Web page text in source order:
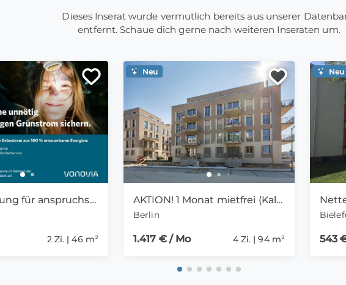
Dieses Inserat wurde vermutlich bereits aus unserer
entfernt. Schaue dich gerne nach weiteren Inseraten um.
Top-Wohnung für anspruchsvolle Singles
2 Zi. | 46 m²
AKTION! 1 Monat mietfrei (Kaltmiete) Ideal für Familien
Berlin
1.417 € / Mo 4 Zi. | 94 m²
Neu
543
Neu